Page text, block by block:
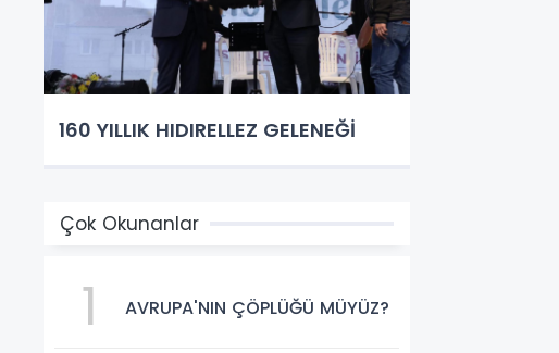
160 YILLIK HIDIRELLEZ GELENEĞİ
Çok Okunanlar
1 AVRUPA'NIN ÇÖPLÜĞÜ MÜYÜZ?